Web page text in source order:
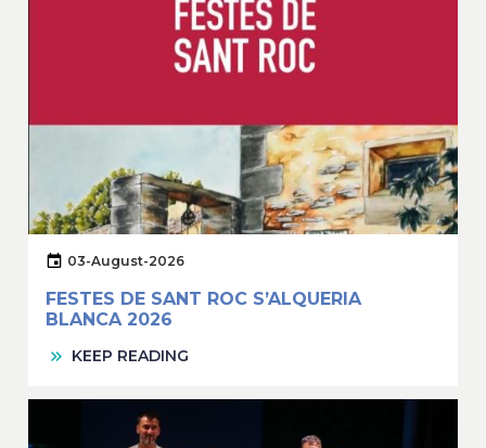
03-August-2026
FESTES DE SANT ROC S’ALQUERIA
BLANCA 2026
KEEP READING